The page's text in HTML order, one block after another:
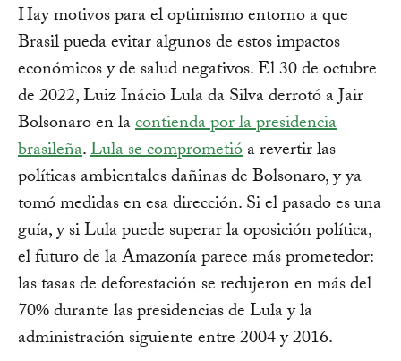
Hay motivos para el optimismo entorno a que
Brasil pueda evitar algunos de estos impactos
económicos y de salud negativos. El 30 de octubre
de 2022, Luiz Inácio Lula da Silva derrotó a Jair
Bolsonaro en lacontienda por la presidencia
brasileña.Lula se comprometióa revertir las
políticas ambientales dañinas de Bolsonaro, y ya
tomó medidas en esa dirección. Si el pasado es una
guía, y si Lula puede superar la oposición política,
el futuro de la Amazonía parece más prometedor:
las tasas de deforestación se redujeron en más del
70% durante las presidencias de Lula y la
administración siguiente entre 2004 y 2016.